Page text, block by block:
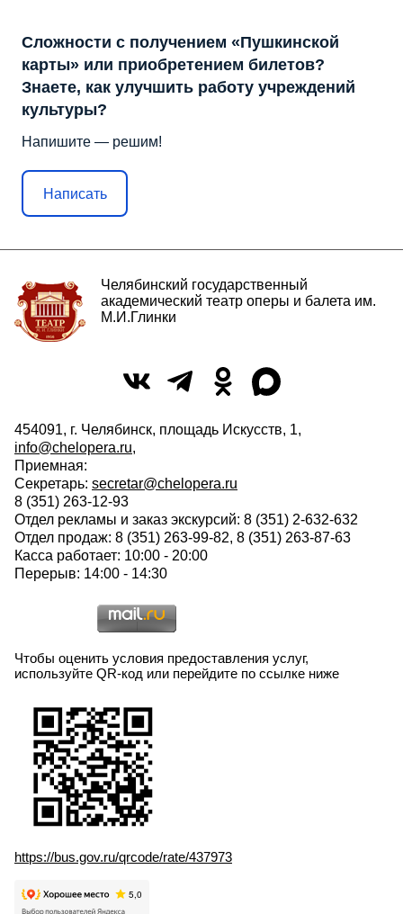
Сложности с получением «Пушкинской
карты» или приобретением билетов?
Знаете, как улучшить работу учреждений
культуры?
Напишите — решим!
Написать
Челябинский государственный
академический театр оперы и балета им.
М.И.Глинки
454091, г. Челябинск, площадь Искусств, 1,
info@chelopera.ru,
Приемная:
Секретарь: secretar@chelopera.ru
8 (351) 263-12-93
Отдел рекламы и заказ экскурсий: 8 (351) 2-632-632
Отдел продаж: 8 (351) 263-99-82, 8 (351) 263-87-63
Касса работает: 10:00 - 20:00
Перерыв: 14:00 - 14:30
Чтобы оценить условия предоставления услуг,
используйте QR-код или перейдите по ссылке ниже
https://bus.gov.ru/qrcode/rate/437973